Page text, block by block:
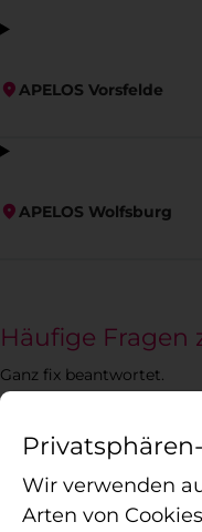
APELOS Vorsfelde
APELOS Wolfsburg
Häufige Fragen
Ganz fix beantwortet.
Ich möchte meinen
Was muss ich dabei
Wir verwenden
Arten von